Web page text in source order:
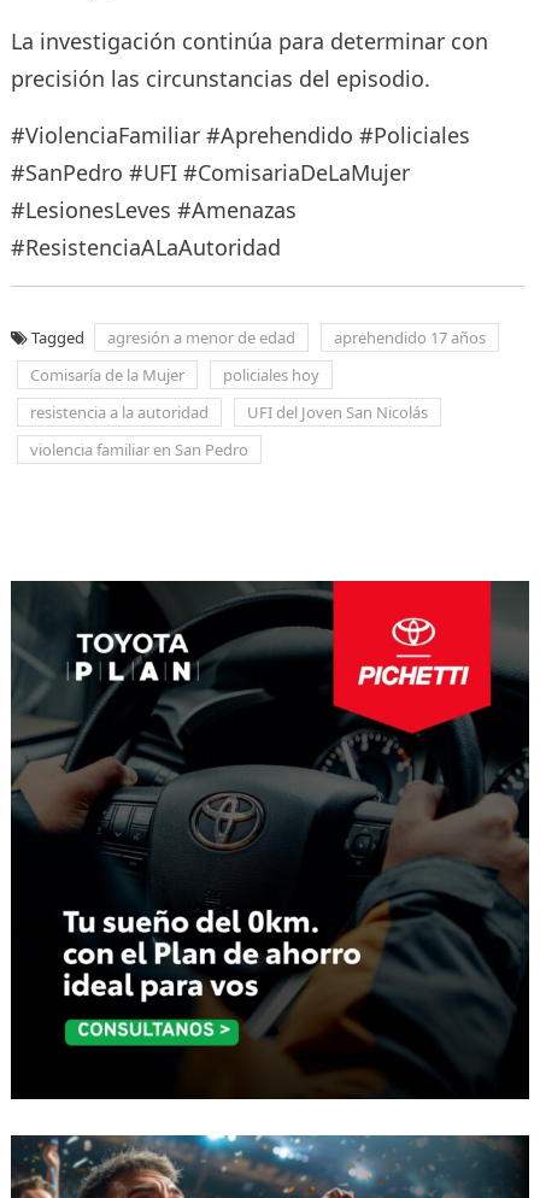
La investigación continúa para determinar con
precisión las circunstancias del episodio.
#ViolenciaFamiliar #Aprehendido #Policiales
#SanPedro #UFI #ComisariaDeLaMujer
#LesionesLeves #Amenazas
#ResistenciaALaAutoridad
Tagged agresión a menor de edad
aprehendido 17 años
Comisaría de la Mujer
policiales hoy
resistencia a la autoridad
UFI del Joven San Nicolás
violencia familiar en San Pedro
entradas